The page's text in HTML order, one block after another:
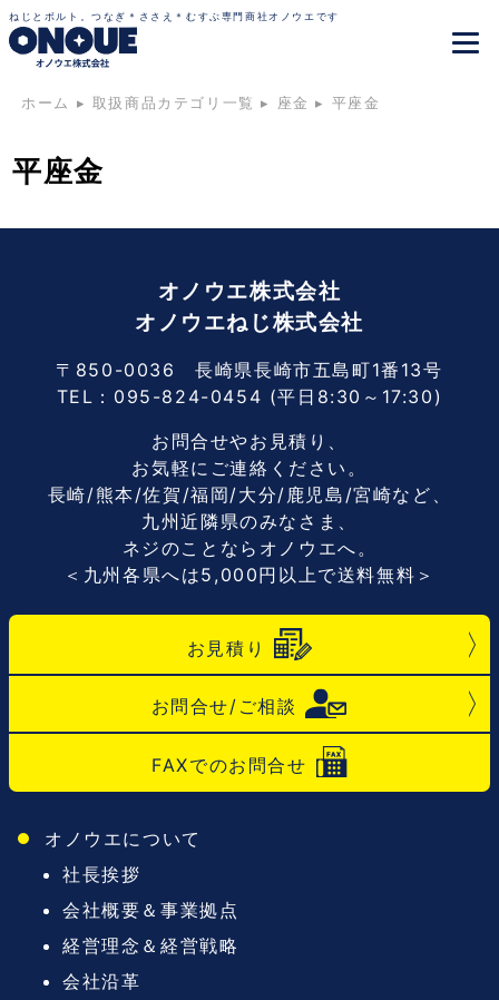
ねじとボルト。つなぎ＊ささえ＊むすぶ専門商社オノウエです
ホーム ▸ 取扱商品カテゴリ一覧 ▸ 座金 ▸ 平座金
平座金
オノウエ株式会社
オノウエねじ株式会社
〒850-0036 長崎県長崎市五島町1番13号
TEL： 095-824-0454 (平日8:30～17:30)
お問合せやお見積り、
お気軽にご連絡ください。
長崎/熊本/佐賀/福岡/大分/鹿児島/宮崎など、
九州近隣県のみなさま、
ネジのことならオノウエへ。
＜九州各県へは5,000円以上で送料無料＞
お見積り
お問合せ/ご相談
FAXでのお問合せ
オノウエについて
社長挨拶
会社概要＆事業拠点
経営理念＆経営戦略
会社沿革